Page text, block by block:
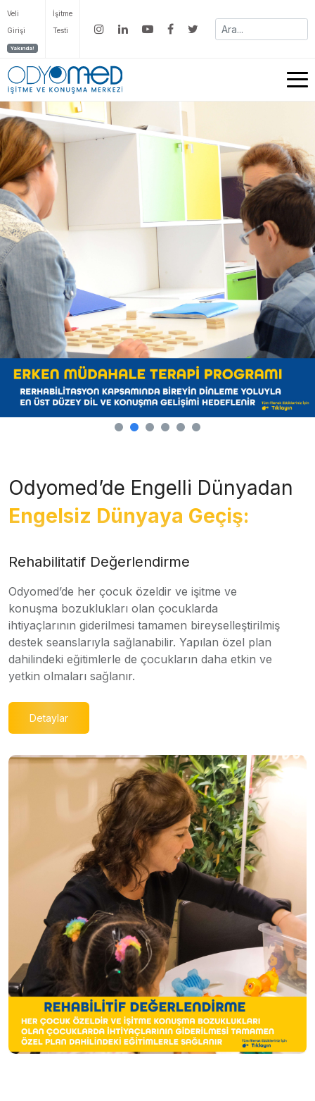
Veli
Girişi
Yakında!
İşitme
Testi
Odyomed’de Engelli Dünyadan
Engelsiz Dünyaya Geçiş:
Rehabilitatif Değerlendirme
Odyomed’de her çocuk özeldir ve işitme ve
konuşma bozuklukları olan çocuklarda
ihtiyaçlarının giderilmesi tamamen bireyselleştirilmiş
destek seanslarıyla sağlanabilir. Yapılan özel plan
dahilindeki eğitimlerle de çocukların daha etkin ve
yetkin olmaları sağlanır.
Detaylar